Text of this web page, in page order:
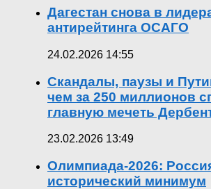
Дагестан снова в
антирейтинга ОСАГО
24.02.2026 14:55
Скандалы, паузы и
чем за 250 миллионов
главную мечеть
23.02.2026 13:49
Олимпиада-2026:
исторический минимум